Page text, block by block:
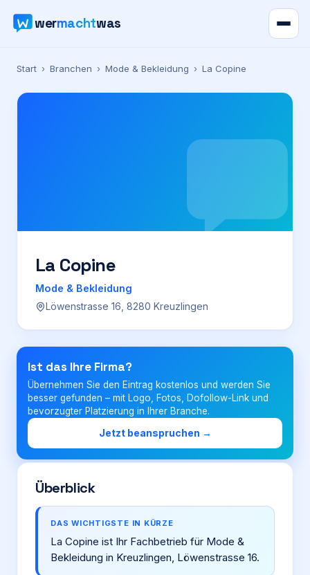
wermachtwas
Verzeichnis
Karte
Preise
Für Firmen
Login
Firma eintragen
Start › Branchen › Mode & Bekleidung › La Copine
La Copine
Mode & Bekleidung
Löwenstrasse 16, 8280 Kreuzlingen
Ist das Ihre Firma?
Übernehmen Sie den Eintrag kostenlos und werden Sie
besser gefunden – mit Logo, Fotos, Dofollow-Link und
bevorzugter Platzierung in Ihrer Branche.
Jetzt beanspruchen →
Überblick
DAS WICHTIGSTE IN KÜRZE
La Copine ist Ihr Fachbetrieb für Mode &
Bekleidung in Kreuzlingen, Löwenstrasse 16.